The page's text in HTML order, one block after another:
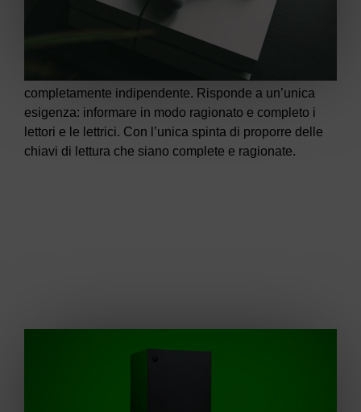
Indipendente
Insert Coin Magazine non ha editori ed è
completamente indipendente. Risponde a un’unica
esigenza: informare in modo ragionato e completo i
lettori e le lettrici. Con l’unica spinta di proporre delle
chiavi di lettura che siano complete e ragionate.